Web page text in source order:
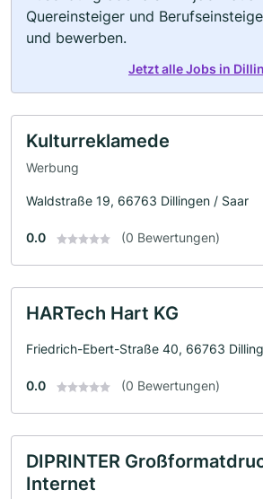
Quereinsteiger und
und bewerben.
Jetzt alle Jobs in
Kulturreklamede
Werbung
Waldstraße 19, 66763 Dillingen / Saar
0.0 (0 Bewertungen)
HARTech Hart KG
Friedrich-Ebert-Straße 40, 66763
0.0 (0 Bewertungen)
DIPRINTER
Internet